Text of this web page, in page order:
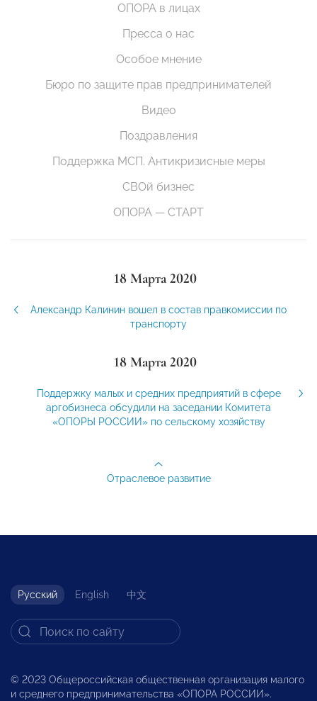
ОПОРА в лицах
Пресса о нас
Особое мнение
Бюро по защите прав предпринимателей
Видео
Поздравления
Поддержка МСП. Антикризисные меры
СВОй бизнес
ОПОРА — СТАРТ
18 Марта 2020
Александр Калинин вошел в состав правкомиссии по
транспорту
18 Марта 2020
Поддержку малых и средних предприятий в сфере
аргобизнеса обсудили на заседании Комитета
«ОПОРЫ РОССИИ» по сельскому хозяйству
Отраслевое развитие
Русский English 中文
© 2023 Общероссийская общественная организация малого
и среднего предпринимательства «ОПОРА РОССИИ».